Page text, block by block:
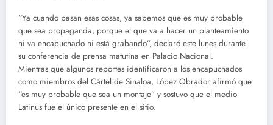
“Ya cuando pasan esas cosas, ya sabemos que es muy probable
que sea propaganda, porque el que va a hacer un planteamiento
ni va encapuchado ni está grabando”, declaró este lunes durante
su conferencia de prensa matutina en Palacio Nacional.
Mientras que algunos reportes identificaron a los encapuchados
como miembros del Cártel de Sinaloa, López Obrador afirmó que
“es muy probable que sea un montaje” y sostuvo que el medio
Latinus fue el único presente en el sitio.